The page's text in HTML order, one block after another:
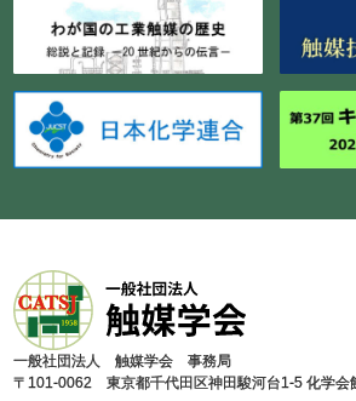
⼀般社団法⼈ 触媒学会 事務局
〒101-0062 東京都千代⽥区神⽥駿河台1-5 化学会